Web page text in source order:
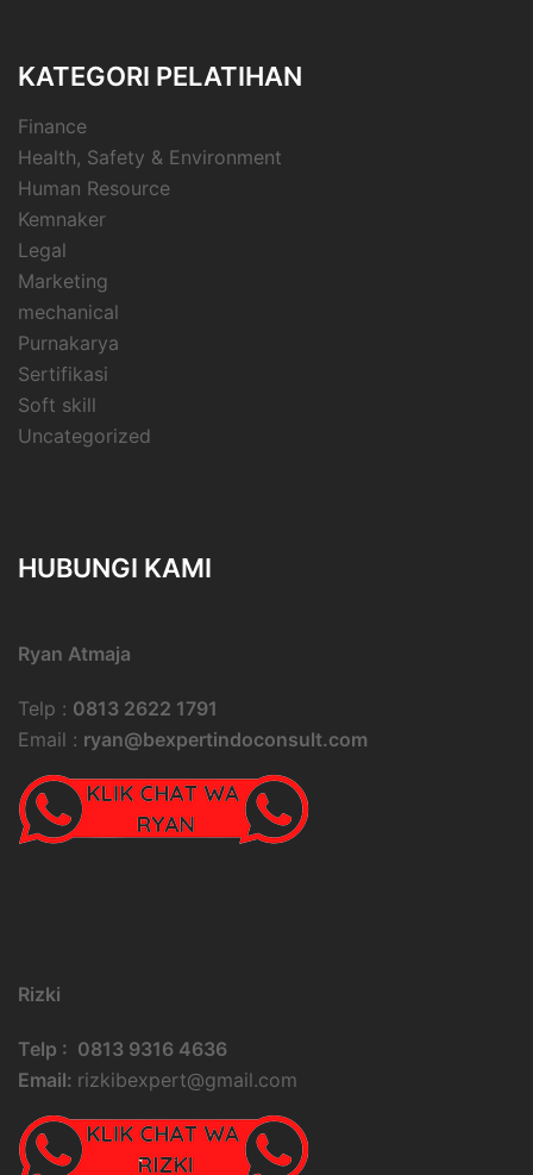
KATEGORI PELATIHAN
Finance
Health, Safety & Environment
Human Resource
Kemnaker
Legal
Marketing
mechanical
Purnakarya
Sertifikasi
Soft skill
Uncategorized
HUBUNGI KAMI
Ryan Atmaja
Telp : 0813 2622 1791
Email : ryan@bexpertindoconsult.com
Rizki
Telp : 0813 9316 4636
Email: rizkibexpert@gmail.com